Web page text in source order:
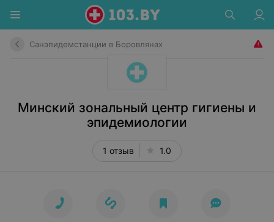
Санэпидемстанции в Боровлянах
Минский зональный центр гигиены и
эпидемиологии
1 отзыв 1.0